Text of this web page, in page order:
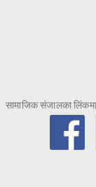
सामाजिक संजालका